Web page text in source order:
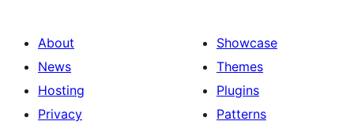
About
News
Hosting
Privacy
Showcase
Themes
Plugins
Patterns